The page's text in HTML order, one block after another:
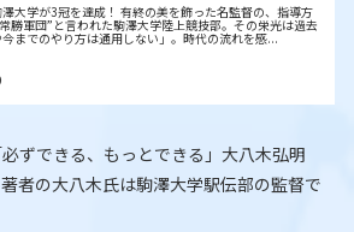
大学が3冠を達成！ 有終の美を飾った名監督の、指導方
勝軍団”と言われた駒澤大学陸上競技部。その栄光は過去
今までのやり方は通用しない」。時代の流れを感...
ずできる、もっとできる」大八木弘明
者の大八木氏は駒澤大学駅伝部の監督で